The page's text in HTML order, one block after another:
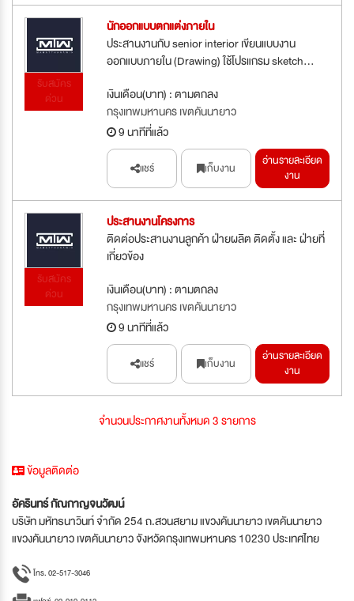
รับสมัคร
ด่วน
นักออกแบบตกแต่งภายใน
ประสานงานกับ senior interior เขียนแบบงาน
ออกแบบภายใน (Drawing) ใช้โปรแกรม sketch...
เงินเดือน(บาท) : ตามตกลง
กรุงเทพมหานคร เขตคันนายาว
9 นาทีที่แล้ว
แชร์ เก็บงาน
อ่านรายละเอียด
งาน
รับสมัคร
ด่วน
ประสานงานโครงการ
ติดต่อประสานงานลูกค้า ฝ่ายผลิต ติดตั้ง และ ฝ่ายที่
เกี่ยวข้อง
เงินเดือน(บาท) : ตามตกลง
กรุงเทพมหานคร เขตคันนายาว
9 นาทีที่แล้ว
แชร์ เก็บงาน
อ่านรายละเอียด
งาน
จำนวนประกาศงานทั้งหมด 3 รายการ
ข้อมูลติดต่อ
อัครินทร์ กัณกาญจนวัฒน์
บริษัท มหัทธนาวินท์ จำกัด 254 ถ.สวนสยาม แขวงคันนายาว เขตคันนายาว
แขวงคันนายาว เขตคันนายาว จังหวัดกรุงเทพมหานคร 10230 ประเทศไทย
โทร. 02-517-3046